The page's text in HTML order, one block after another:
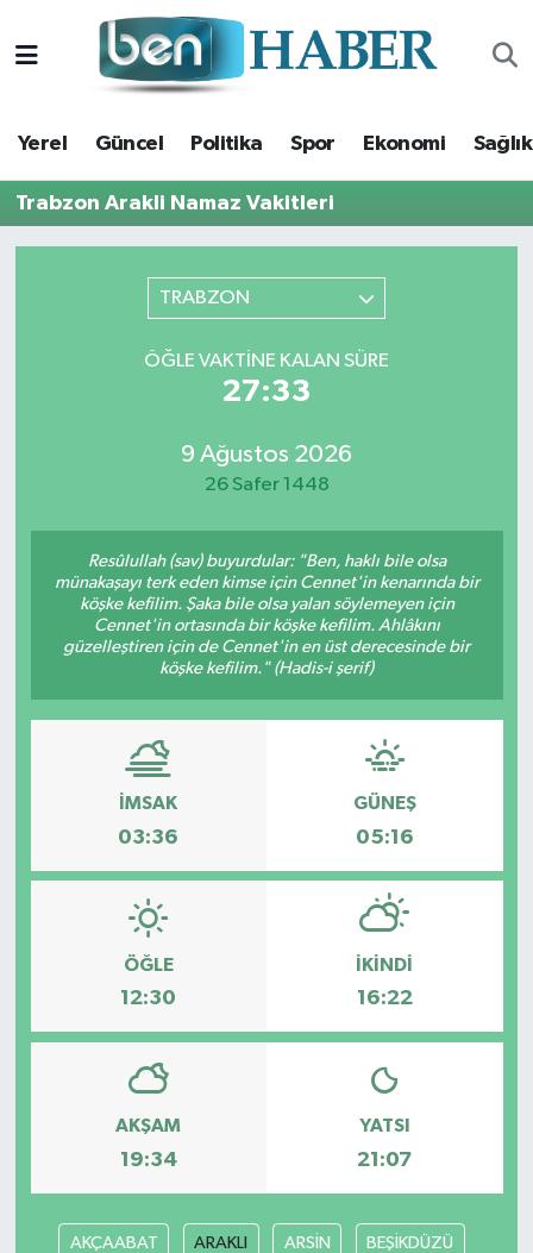
Yerel Güncel Politika Spor Ekonomi Sağlık
Trabzon Arakli Namaz Vakitleri
TRABZON
ÖĞLE VAKTINE KALAN SÜRE
27:32
9 Ağustos 2026
26 Safer 1448
Resûlullah (sav) buyurdular: "Ben, haklı bile olsa
münakaşayı terk eden kimse için Cennet'in kenarında bir
köşke kefilim. Şaka bile olsa yalan söylemeyen için
Cennet'in ortasında bir köşke kefilim. Ahlâkını
güzelleştiren için de Cennet'in en üst derecesinde bir
köşke kefilim." (Hadis-i şerif)
İMSAK
03:36
GÜNEŞ
05:16
ÖĞLE
12:30
İKINDI
16:22
AKŞAM
19:34
YATSI
21:07
AKÇAABAT ARAKLI ARSİN BEŞİKDÜZÜ
Yerel
Güncel
Politika
Resmi Reklam
Röportajlar
Hava Durumu
Trafik Durumu
Süper Lig Puan Durumu ve Fikstür